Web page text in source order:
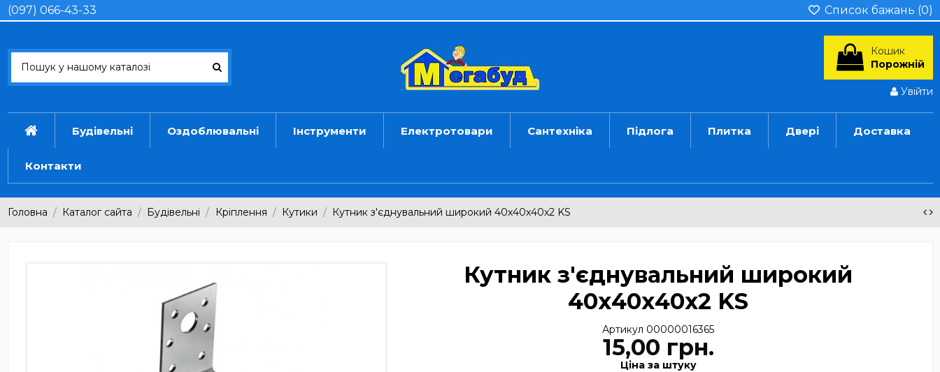
(097) 066-43-33 Список бажань (0)
Кошик
Порожній
Увійти
Будівельні Оздоблювальні Інструменти Електротовари Сантехніка Підлога Плитка Двері Доставка
Контакти
Головна Каталог сайта Будівельні Кріплення Кутики Кутник з'єднувальний широкий 40х40х40х2 KS
Кутник з'єднувальний широкий
40х40х40х2 KS
Артикул 00000016365
15,00 грн.
Ціна за штуку